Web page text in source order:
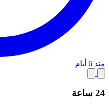
منذ 6 أيام
24 ساعة